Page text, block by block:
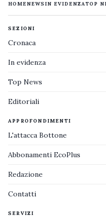
HOMENEWS IN EVIDENZATOP
SEZIONI
Cronaca
In evidenza
Top News
Editoriali
APPROFONDIMENTI
L'attacca Bottone
Abbonamenti EcoPlus
Redazione
Contatti
SERVIZI